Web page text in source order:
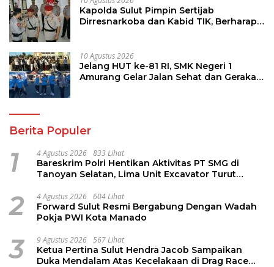
Kapolda Sulut Pimpin Sertijab
Dirresnarkoba dan Kabid TIK, Berharap
10 Agustus 2026
Jelang HUT ke-81 RI, SMK Negeri 1
Amurang Gelar Jalan Sehat dan Gerakan
Berita Populer
1 4 Agustus 2026 833 Lihat
Bareskrim Polri Hentikan Aktivitas PT SMG di
Tanoyan Selatan, Lima Unit Excavator Turut
2 4 Agustus 2026 604 Lihat
Forward Sulut Resmi Bergabung Dengan Wadah
Pokja PWI Kota Manado
3 9 Agustus 2026 567 Lihat
Ketua Pertina Sulut Hendra Jacob Sampaikan
Duka Mendalam Atas Kecelakaan di Drag Race